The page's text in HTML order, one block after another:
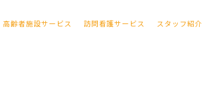
高齢者施設サービス 訪問看護サービス スタッフ紹介